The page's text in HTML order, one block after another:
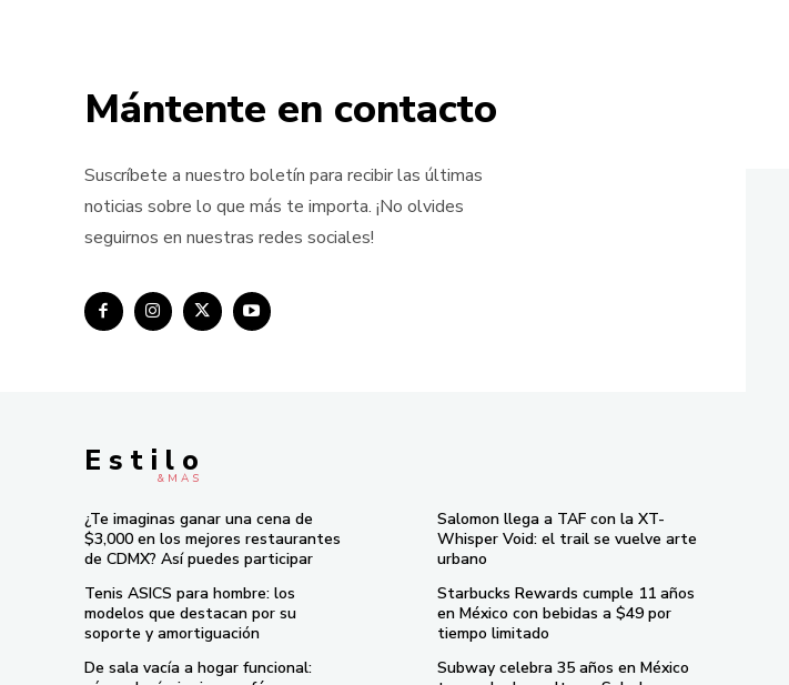
Mántente en contacto
Suscríbete a nuestro boletín para recibir las últimas
noticias sobre lo que más te importa. ¡No olvides
seguirnos en nuestras redes sociales!
E s t i l o
& M À S
¿Te imaginas ganar una cena de
$3,000 en los mejores restaurantes
de CDMX? Así puedes participar
Tenis ASICS para hombre: los
modelos que destacan por su
soporte y amortiguación
De sala vacía a hogar funcional:
Salomon llega a TAF con la XT-
Whisper Void: el trail se vuelve arte
urbano
Starbucks Rewards cumple 11 años
en México con bebidas a $49 por
tiempo limitado
Subway celebra 35 años en México